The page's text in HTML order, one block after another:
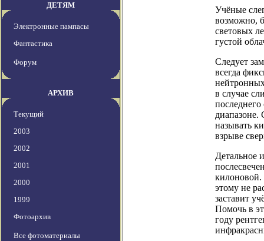
ДЕТЯМ
Электронные пампасы
Фантастика
Форум
АРХИВ
Текущий
2003
2002
2001
2000
1999
Фотоархив
Все фотоматериалы
Учёные
возможно,
световых
густой
Следует
всегда
в случае
диапазоне.
называть
взрыве
Детальное
килоновой.
этому не
заставит
Помочь в
году